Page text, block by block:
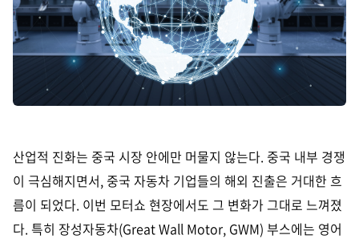
산업적 진화는 중국 시장 안에만 머물지 않는다. 중국 내부 경쟁
이 극심해지면서, 중국 자동차 기업들의 해외 진출은 거대한 흐
름이 되었다. 이번 모터쇼 현장에서도 그 변화가 그대로 느껴졌
다. 특히 장성자동차(Great Wall Motor, GWM) 부스에는 영어